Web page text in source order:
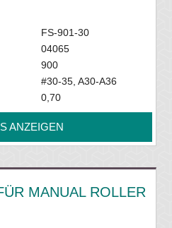
FS-901-30
04065
900
#30-35, A30-A36
0,70
ANZEIGEN
MANUAL ROLLER